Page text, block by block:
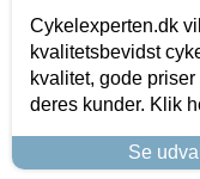
Cykelexperten.dk
kvalitetsbevidst
kvalitet, gode
deres kunder. Klik
Se